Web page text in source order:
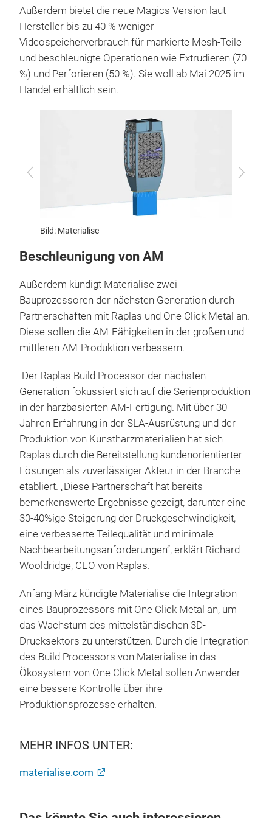
Außerdem bietet die neue Magics Version laut
Hersteller bis zu 40 % weniger
Videospeicherverbrauch für markierte Mesh-Teile
und beschleunigte Operationen wie Extrudieren (70
%) und Perforieren (50 %). Sie woll ab Mai 2025 im
Handel erhältlich sein.
Zurück Vor
Bild: Materialise
Beschleunigung von AM
Außerdem kündigt Materialise zwei
Bauprozessoren der nächsten Generation durch
Partnerschaften mit Raplas und One Click Metal an.
Diese sollen die AM-Fähigkeiten in der großen und
mittleren AM-Produktion verbessern.
Der Raplas Build Processor der nächsten
Generation fokussiert sich auf die Serienproduktion
in der harzbasierten AM-Fertigung. Mit über 30
Jahren Erfahrung in der SLA-Ausrüstung und der
Produktion von Kunstharzmaterialien hat sich
Raplas durch die Bereitstellung kundenorientierter
Lösungen als zuverlässiger Akteur in der Branche
etabliert. „Diese Partnerschaft hat bereits
bemerkenswerte Ergebnisse gezeigt, darunter eine
30-40%ige Steigerung der Druckgeschwindigkeit,
eine verbesserte Teilequalität und minimale
Nachbearbeitungsanforderungen“, erklärt Richard
Wooldridge, CEO von Raplas.
Anfang März kündigte Materialise die Integration
eines Bauprozessors mit One Click Metal an, um
das Wachstum des mittelständischen 3D-
Drucksektors zu unterstützen. Durch die Integration
des Build Processors von Materialise in das
Ökosystem von One Click Metal sollen Anwender
eine bessere Kontrolle über ihre
Produktionsprozesse erhalten.
MEHR INFOS UNTER:
materialise.com